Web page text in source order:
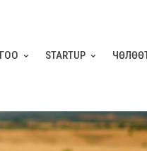
ГОО STARTUP